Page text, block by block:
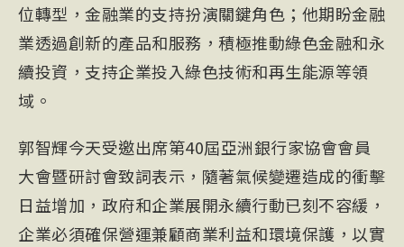
位轉型，金融業的支持扮演關鍵角色；他期盼金融
業透過創新的產品和服務，積極推動綠色金融和永
續投資，支持企業投入綠色技術和再生能源等領
域。
郭智輝今天受邀出席第40屆亞洲銀行家協會會員
大會暨研討會致詞表示，隨著氣候變遷造成的衝擊
日益增加，政府和企業展開永續行動已刻不容緩，
企業必須確保營運兼顧商業利益和環境保護，以實